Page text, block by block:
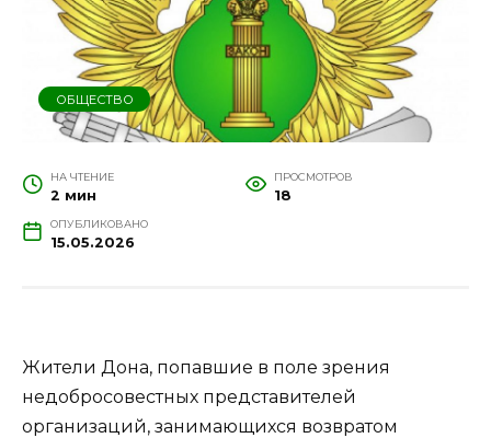
ОБЩЕСТВО
НА ЧТЕНИЕ
2 мин
ПРОСМОТРОВ
18
ОПУБЛИКОВАНО
15.05.2026
Жители Дона, попавшие в поле зрения
недобросовестных представителей
организаций, занимающихся возвратом